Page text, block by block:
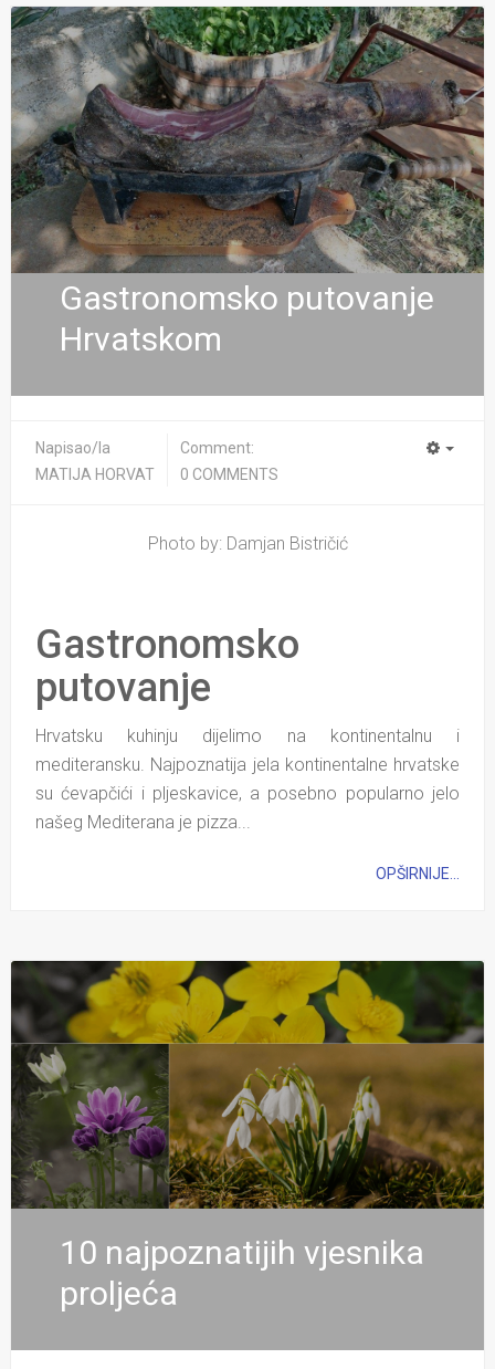
Gastronomsko putovanje
Hrvatskom
Napisao/la
MATIJA HORVAT
Comment:
0 COMMENTS
Photo by: Damjan Bistričić
Gastronomsko
putovanje
Hrvatsku kuhinju dijelimo na kontinentalnu i
mediteransku. Najpoznatija jela kontinentalne hrvatske
su ćevapčići i pljeskavice, a posebno popularno jelo
našeg Mediterana je pizza...
OPŠIRNIJE...
10 najpoznatijih vjesnika
proljeća